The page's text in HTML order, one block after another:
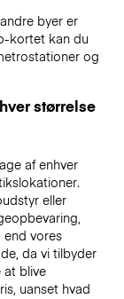
byer er
kortet kan du
og
størrelse
af enhver
eller
vores
da vi tilbyder
blive
uanset hvad